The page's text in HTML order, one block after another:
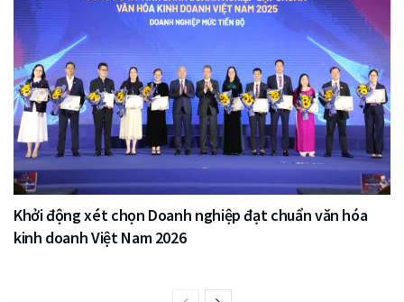
Khởi động xét chọn Doanh nghiệp đạt chuẩn văn hóa
kinh doanh Việt Nam 2026